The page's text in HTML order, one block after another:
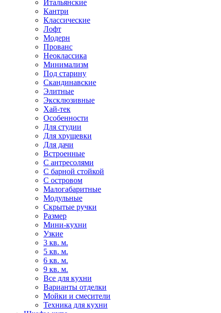
Итальянские
Кантри
Классические
Лофт
Модерн
Прованс
Неоклассика
Минимализм
Под старину
Скандинавские
Элитные
Эксклюзивные
Хай-тек
Особенности
Для студии
Для хрущевки
Для дачи
Встроенные
С антресолями
С барной стойкой
С островом
Малогабаритные
Модульные
Скрытые ручки
Размер
Мини-кухни
Узкие
3 кв. м.
5 кв. м.
6 кв. м.
9 кв. м.
Все для кухни
Варианты отделки
Мойки и смесители
Техника для кухни